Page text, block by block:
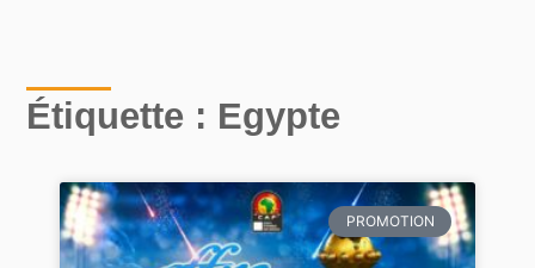
Étiquette : Egypte
PROMOTION